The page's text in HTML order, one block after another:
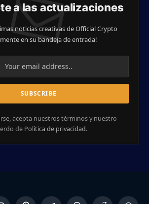
a las actualizaciones
noticias creativas de Official Crypto
en su bandeja de entrada!
acepta nuestros términos y nuestro
de Política de privacidad.